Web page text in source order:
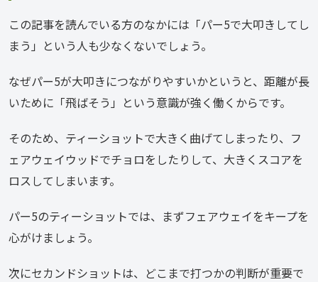
この記事を読んでいる方のなかには「パー5で大叩きしてし
まう」という人も少なくないでしょう。
なぜパー5が大叩きにつながりやすいかというと、距離が長
いために「飛ばそう」という意識が強く働くからです。
そのため、ティーショットで大きく曲げてしまったり、フ
ェアウェイウッドでチョロをしたりして、大きくスコアを
ロスしてしまいます。
パー5のティーショットでは、まずフェアウェイをキープを
心がけましょう。
次にセカンドショットは、どこまで打つかの判断が重要で